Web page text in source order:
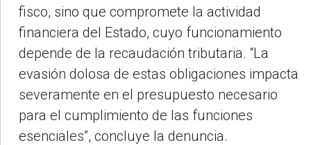
fisco, sino que compromete la actividad
financiera del Estado, cuyo funcionamiento
depende de la recaudación tributaria. “La
evasión dolosa de estas obligaciones impacta
severamente en el presupuesto necesario
para el cumplimiento de las funciones
esenciales”, concluye la denuncia.